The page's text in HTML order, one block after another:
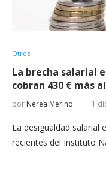
Otros
La brecha salarial
cobran 430 € más
por Nerea Merino 1
La desigualdad salarial
recientes del Instituto